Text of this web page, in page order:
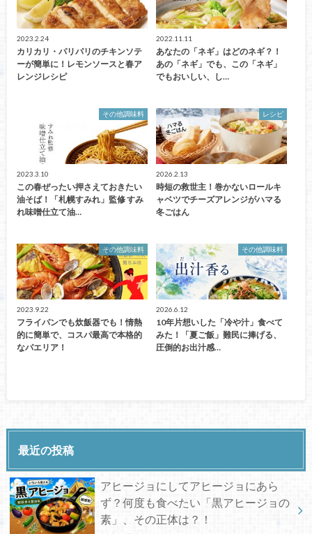
2023.2.24
カリカリ・パリパリのチキンソテ
ーが簡単に！レモンソースと春ア
レンジレシピ
2022.11.11
あなたの「ネギ」はどのネギ？！
あの「ネギ」でも、この「ネギ」
でもおいしい、し…
その他調味料
2023.3.10
この春ぜったい押さえておきたい
油そば！「札幌すみれ」監修 すみ
れ味噌仕立て油…
レシピ
2026.2.13
時短の救世主！巻かないロールキ
ャベツでチーズアレンジがハマる
冬ごはん
その他調味料
2023.9.22
フライパンでも炊飯器でも！情熱
的に簡単で、コスパ最高で本格的
なパエリア！
その他調味料
2026.6.12
10年片想いした「冷や汁」食べて
みた！「夏ご飯」難民に捧げる、
圧倒的お出汁感…
最近の投稿
アヒージョにしてアヒージョにあら
ず？何度も食べたい「黒アヒージョの
素」、その正体は？！